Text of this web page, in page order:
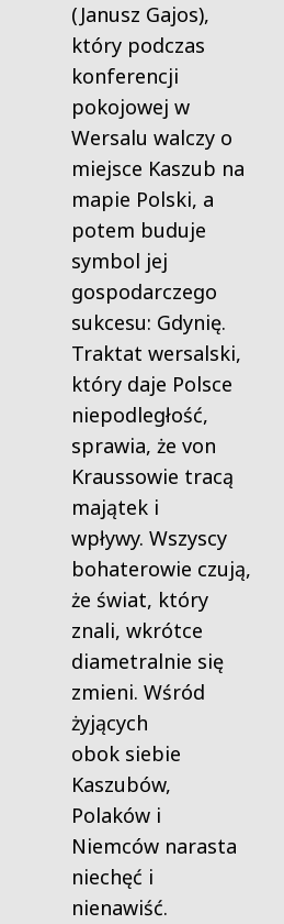
(Janusz Gajos),
który podczas
konferencji
pokojowej w
Wersalu walczy o
miejsce Kaszub na
mapie Polski, a
potem buduje
symbol jej
gospodarczego
sukcesu: Gdynię.
Traktat wersalski,
który daje Polsce
niepodległość,
sprawia, że von
Kraussowie tracą
majątek i
wpływy. Wszyscy
bohaterowie czują,
że świat, który
znali, wkrótce
diametralnie się
zmieni. Wśród
żyjących
obok siebie
Kaszubów,
Polaków i
Niemców narasta
niechęć i
nienawiść.